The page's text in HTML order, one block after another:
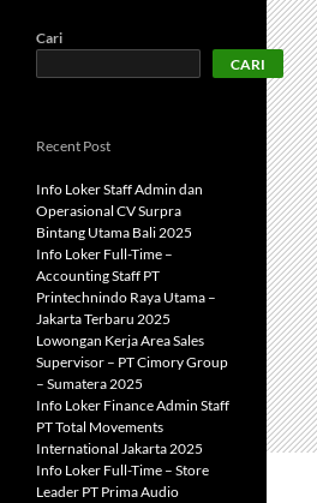
Cari
CARI
Recent Post
Info Loker Staff Admin dan
Operasional CV Surpra
Bintang Utama Bali 2025
Info Loker Full-Time –
Accounting Staff PT
Printechnindo Raya Utama –
Jakarta Terbaru 2025
Lowongan Kerja Area Sales
Supervisor – PT Cimory Group
– Sumatera 2025
Info Loker Finance Admin Staff
PT Total Movements
International Jakarta 2025
Info Loker Full-Time – Store
Leader PT Prima Audio